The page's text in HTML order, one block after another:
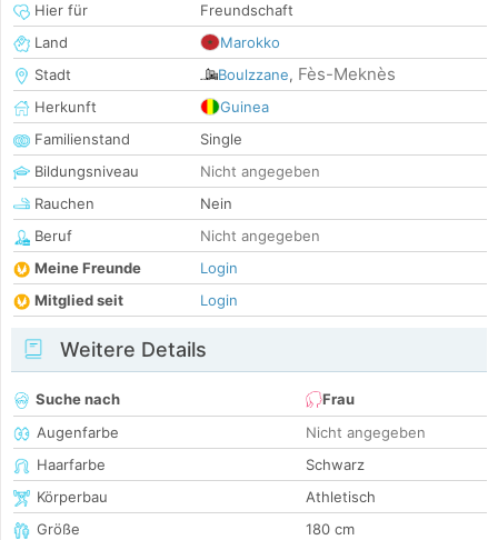
Hier für
Freundschaft
Land
Marokko
Stadt
Boulzzane, Fès-Meknès
Herkunft
Guinea
Familienstand
Single
Bildungsniveau
Nicht angegeben
Rauchen
Nein
Beruf
Nicht angegeben
Meine Freunde
Login
Mitglied seit
Login
Weitere Details
Suche nach
Frau
Augenfarbe
Nicht angegeben
Haarfarbe
Schwarz
Körperbau
Athletisch
Größe
180 cm